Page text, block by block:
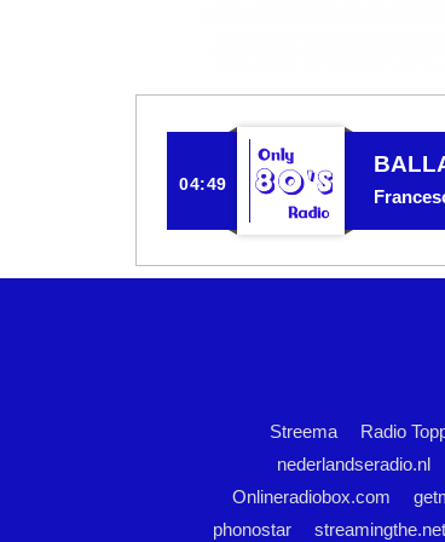
04:49
Streema Radio
nederlandseradio.nl
Onlineradiobox.com
phonostar
streamingthe.net